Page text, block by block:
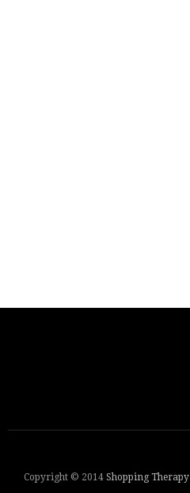
Copyright © 2014 Shopping Therapy